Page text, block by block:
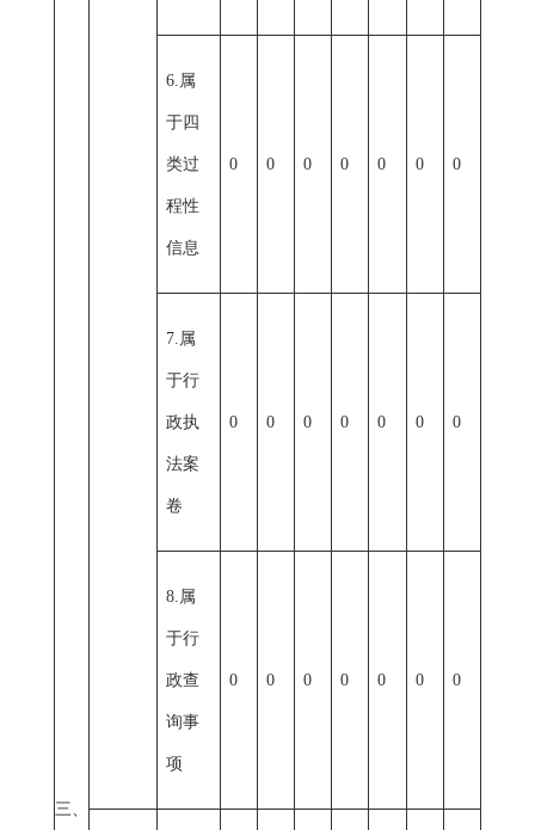
三、
6.属
于四
类过
程性
信息
0 0 0 0 0 0 0
7.属
于行
政执
法案
卷
0 0 0 0 0 0 0
8.属
于行
政查
询事
项
0 0 0 0 0 0 0